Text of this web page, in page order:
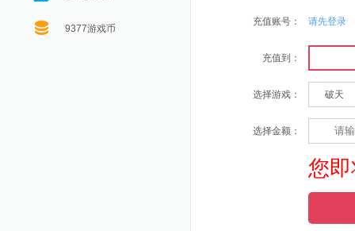
9377游戏币
充值账号： 请先登录
充值到：
选择游戏： 破天
选择金额：
您